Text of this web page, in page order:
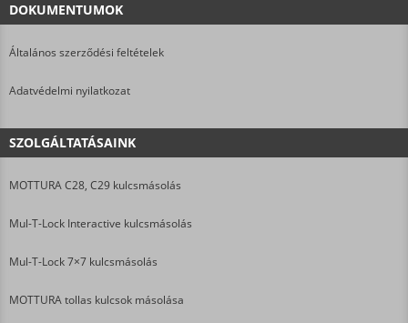
DOKUMENTUMOK
Általános szerződési feltételek
Adatvédelmi nyilatkozat
SZOLGÁLTATÁSAINK
MOTTURA C28, C29 kulcsmásolás
Mul-T-Lock Interactive kulcsmásolás
Mul-T-Lock 7×7 kulcsmásolás
MOTTURA tollas kulcsok másolása